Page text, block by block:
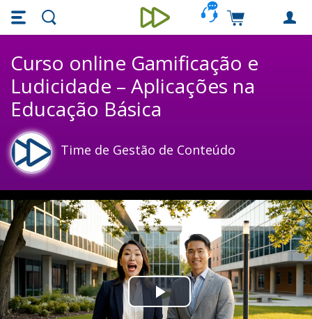
Skip main navigation
Skip to main content
Unieducar
Carrinho de
Curso online Gamificação e
Ludicidade – Aplicações na
Educação Básica
Time de Gestão de Conteúdo
Play